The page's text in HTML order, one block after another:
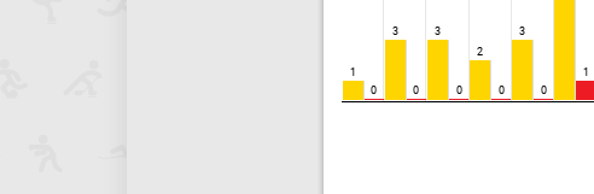
1
0
3
0
3
0
2
0
3
0
1